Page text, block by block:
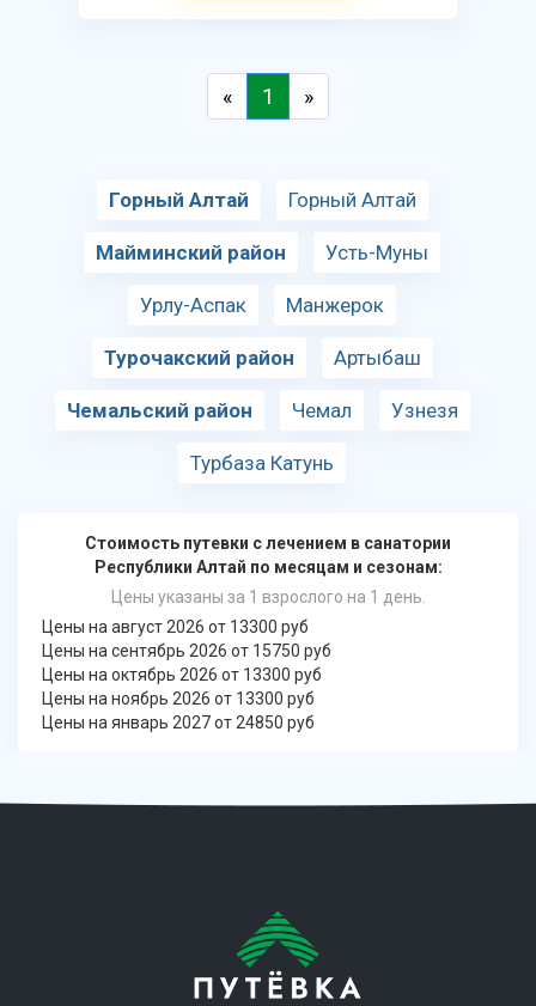
« 1 »
Горный Алтай Горный Алтай
Майминский район Усть-Муны
Урлу-Аспак Манжерок
Турочакский район Артыбаш
Чемальский район Чемал Узнезя
Турбаза Катунь
Стоимость путевки с лечением в санатории
Республики Алтай по месяцам и сезонам:
Цены указаны за 1 взрослого на 1 день.
Цены на август 2026 от 13300 руб
Цены на сентябрь 2026 от 15750 руб
Цены на октябрь 2026 от 13300 руб
Цены на ноябрь 2026 от 13300 руб
Цены на январь 2027 от 24850 руб